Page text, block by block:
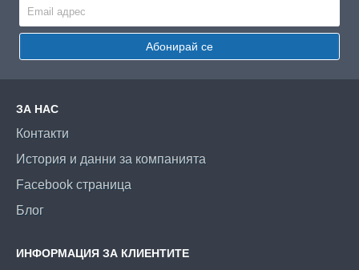
Абонирай се
ЗА НАС
Контакти
История и данни за компанията
Facebook страница
Блог
ИНФОРМАЦИЯ ЗА КЛИЕНТИТЕ